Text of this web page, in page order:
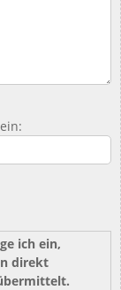
ich ein,
direkt